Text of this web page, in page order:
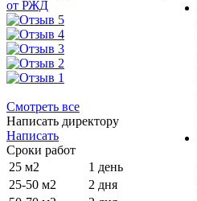
Смотреть все
Написать директору
Написать
Сроки работ
25 м2
1 день
25-50 м2
2 дня